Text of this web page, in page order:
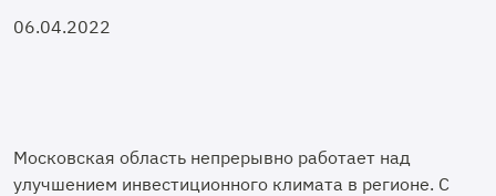
06.04.2022
Московская область непрерывно работает над
улучшением инвестиционного климата в регионе. С